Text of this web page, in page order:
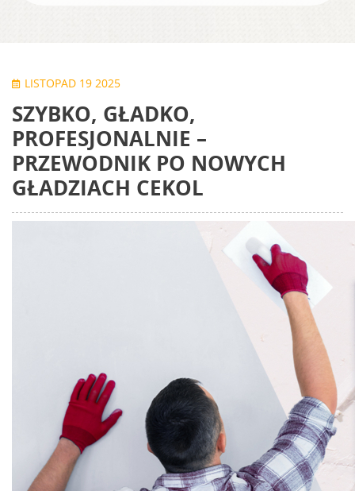
LISTOPAD 19 2025
SZYBKO, GŁADKO,
PROFESJONALNIE –
PRZEWODNIK PO NOWYCH
GŁADZIACH CEKOL